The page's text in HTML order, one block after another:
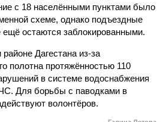
с 18 населёнными пунктами было
схеме, однако подъездные
ещё остаются заблокированными.
Дагестана из-за
полотна протяжённостью 110
в системе водоснабжения
Для борьбы с паводками в
волонтёров.